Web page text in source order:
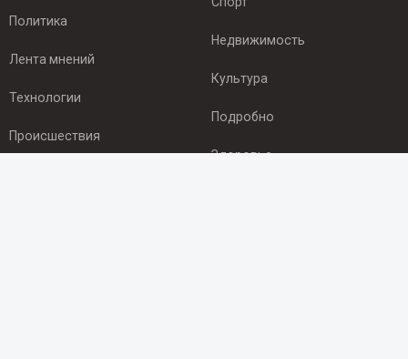
Политика
Лента мнений
Технологии
Происшествия
Недвижимость
Культура
Подробно
Здоровье